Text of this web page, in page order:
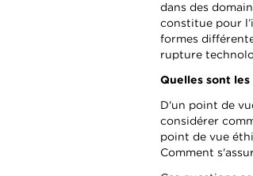
dans des
constitue pour
formes
rupture
Quelles sont
D'un point de
considérer
point de vue
Comment